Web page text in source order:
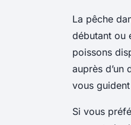
La pêche
débutant ou
poissons
auprès
vous
Si vous